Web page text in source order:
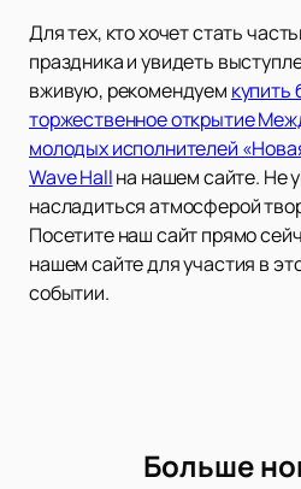
Для тех, кто хочет стать
праздника и увидеть
вживую, рекомендуем купить
торжественное открытие
молодых исполнителей
Wave Hallна нашем сайте. Не
насладиться атмосферой
Посетите наш сайт прямо
нашем сайте для участия в
событии.
Больше